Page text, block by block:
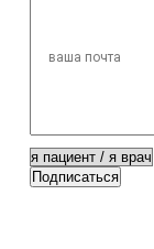
Подписаться